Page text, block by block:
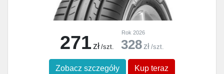
271 zł /szt.
Rok 2026
328 zł /szt.
Zobacz szczegóły Kup teraz